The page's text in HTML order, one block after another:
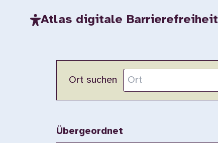
Atlas digitale Barrierefreiheit
Ort suchen
Übergeordnet